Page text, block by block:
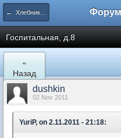
← Хлебниково
Госпитальная, д.8
«
Назад
dushkin
02 Nov 2011
YuriP, on 2.11.2011 - 21:18: